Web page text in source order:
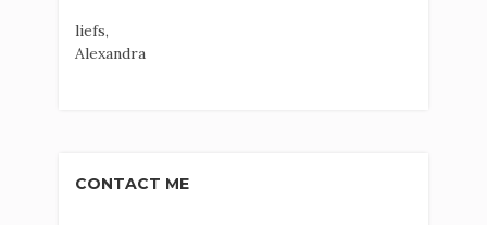
liefs,
Alexandra
CONTACT ME